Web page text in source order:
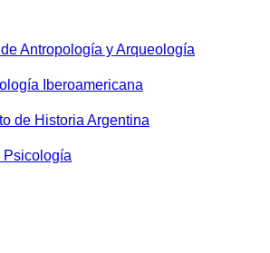
Antropología y Arqueología
Iberoamericana
de Historia Argentina
Psicología